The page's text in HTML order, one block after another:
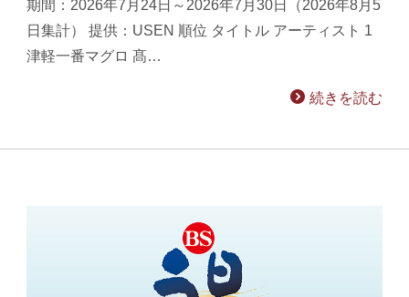
期間：2026年7月24日～2026年7月30日（2026年8月5
日集計） 提供：USEN 順位 タイトル アーティスト 1
津軽一番マグロ 髙…
続きを読む